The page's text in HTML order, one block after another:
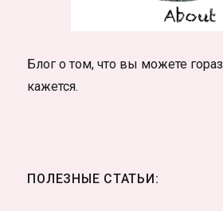
Блог о том, что вы можете
кажется.
ПОЛЕЗНЫЕ СТАТЬИ: